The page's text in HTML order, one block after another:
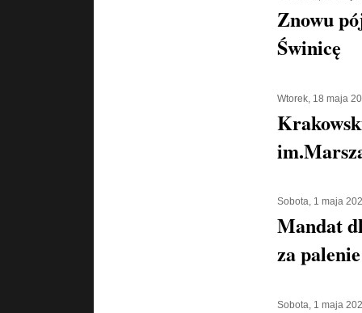
Znowu
Świnicę
Wtorek, 18 maja
Sobota, 1 maja
Mandat
za
Sobota, 1 maja